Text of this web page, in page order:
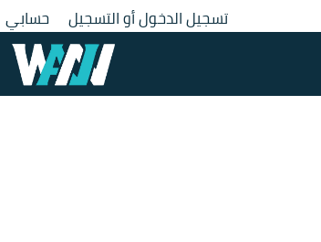
المحتوى
تسجيل الدخول أو التسجيل
حسابي